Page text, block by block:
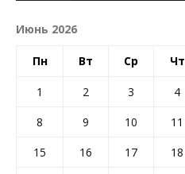
Июнь 2026
Пн Вт Ср Чт
1 2 3 4
8
9 10 11
15
16 17 18